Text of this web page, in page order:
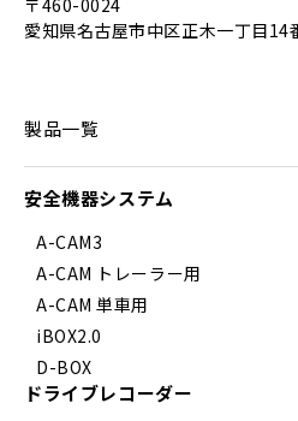
〒460-0024
愛知県名古屋市中区正木一丁目14
製品一覧
安全機器システム
A-CAM3
A-CAM トレーラー用
A-CAM 単車用
iBOX2.0
D-BOX
ドライブレコーダー